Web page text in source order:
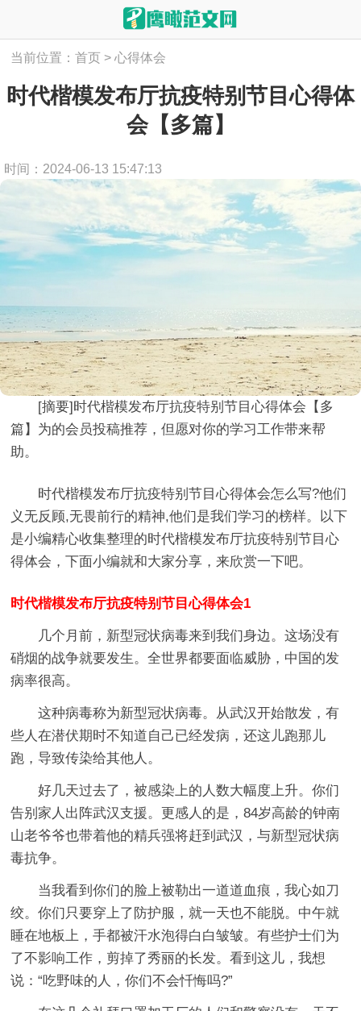
当前位置：首页 > 心得体会
时代楷模发布厅抗疫特别节目心得体
会【多篇】
时间：2024-06-13 15:47:13
[摘要]时代楷模发布厅抗疫特别节目心得体会【多
篇】 为的会员投稿推荐，但愿对你的学习工作带来帮
助。
时代楷模发布厅抗疫特别节目心得体会怎么写?他们
义无反顾,无畏前行的精神,他们是我们学习的榜样。以下
是小编精心收集整理的时代楷模发布厅抗疫特别节目心
得体会，下面小编就和大家分享，来欣赏一下吧。
时代楷模发布厅抗疫特别节目心得体会1
几个月前，新型冠状病毒来到我们身边。这场没有
硝烟的战争就要发生。全世界都要面临威胁，中国的发
病率很高。
这种病毒称为新型冠状病毒。从武汉开始散发，有
些人在潜伏期时不知道自己已经发病，还这儿跑那儿
跑，导致传染给其他人。
好几天过去了，被感染上的人数大幅度上升。你们
告别家人出阵武汉支援。更感人的是，84岁高龄的钟南
山老爷爷也带着他的精兵强将赶到武汉，与新型冠状病
毒抗争。
当我看到你们的脸上被勒出一道道血痕，我心如刀
绞。你们只要穿上了防护服，就一天也不能脱。中午就
睡在地板上，手都被汗水泡得白白皱皱。有些护士们为
了不影响工作，剪掉了秀丽的长发。看到这儿，我想
说：“吃野味的人，你们不会忏悔吗?”